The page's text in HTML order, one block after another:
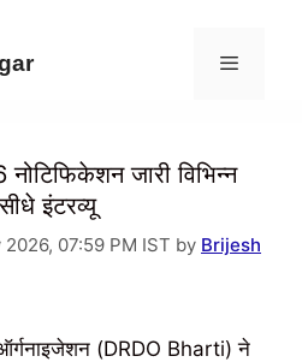
जारी विभिन्न
इंटरव्यू
07:59 PM IST by Brijesh
(DRDO Bharti) ने